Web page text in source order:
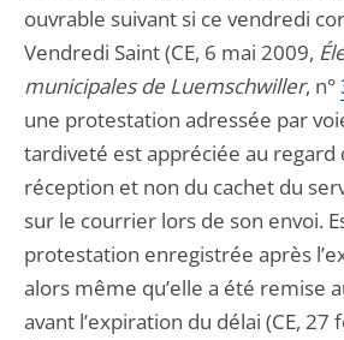
ouvrable suivant si ce vendredi
Vendredi Saint (CE, 6 mai 2009,
municipales de Luemschwiller, n°
une protestation adressée par
tardiveté est appréciée au regard
réception et non du cachet du
sur le courrier lors de son envoi.
protestation enregistrée après
alors même qu’elle a été remise
avant l’expiration du délai (CE, 27